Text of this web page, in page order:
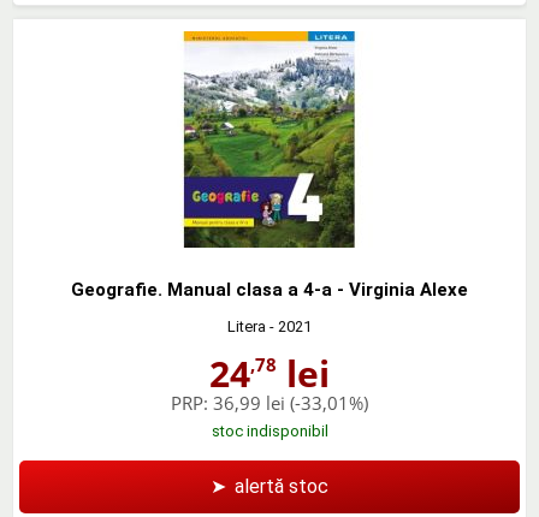
Geografie. Manual clasa a 4-a - Virginia Alexe
Litera - 2021
24,78 lei
PRP: 36,99 lei (-33,01%)
stoc indisponibil
➤ alertă stoc